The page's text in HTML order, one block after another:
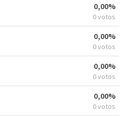
0,00%
0 votos
0,00%
0 votos
0,00%
0 votos
0,00%
0 votos